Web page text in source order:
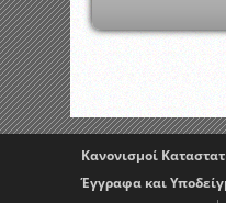
Κανονισμοί
Έγγραφα και